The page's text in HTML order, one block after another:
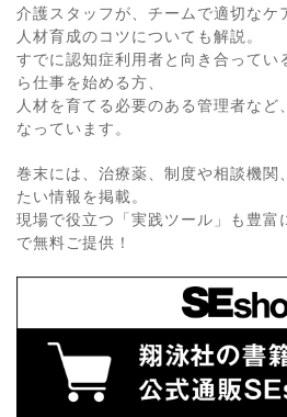
介護スタッフが、チームで適切なケ
人材育成のコツについても解説。
すでに認知症利用者と向き合ってい
ら仕事を始める方、
人材を育てる必要のある管理者など
なっています。
巻末には、治療薬、制度や相談機関
たい情報を掲載。
現場で役立つ「実践ツール」も豊富
で無料ご提供！